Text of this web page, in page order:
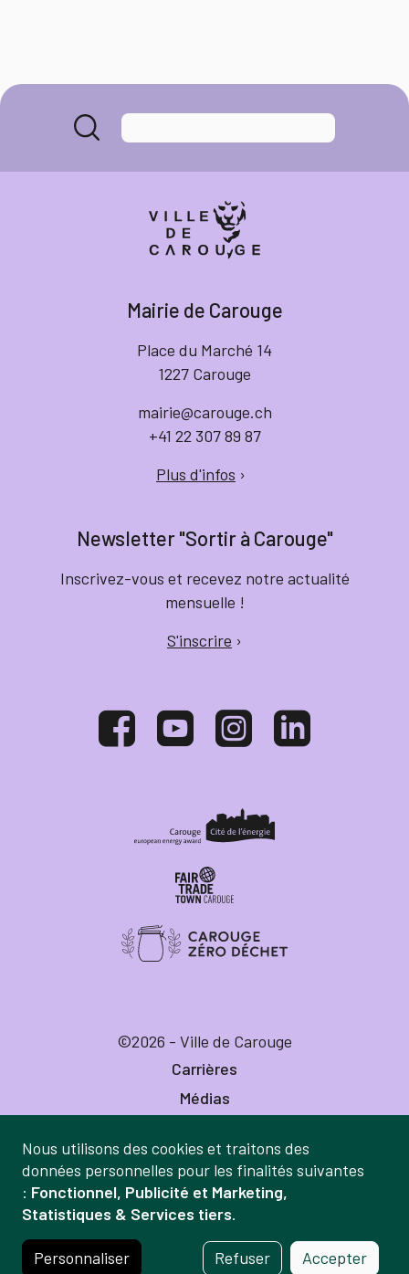
Mairie de Carouge
Place du Marché 14
1227 Carouge
mairie@carouge.ch
+41 22 307 89 87
Plus d'infos ›
Newsletter "Sortir à Carouge"
Inscrivez-vous et recevez notre actualité
mensuelle !
S'inscrire ›
©2026 - Ville de Carouge
Carrières
Médias
Labels
Mentions légales
Politique de confidentialité
Crédits
Gestion
des
données
et
Nous utilisons des cookies et traitons des
données personnelles pour les finalités suivantes
: Fonctionnel, Publicité et Marketing,
Statistiques & Services tiers.
Personnaliser Refuser Accepter